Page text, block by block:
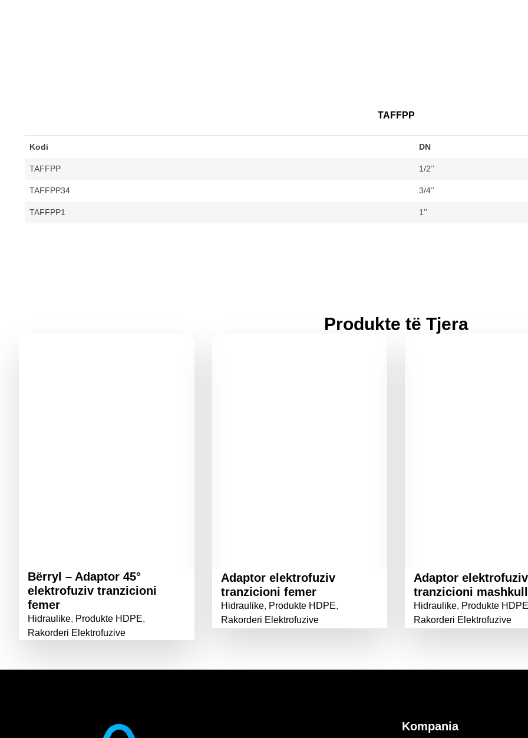
TAFFPP
Kodi DN
TAFFPP 1/2’’
TAFFPP34 3/4’’
TAFFPP1 1’’
Produkte të Tjera
Bërryl – Adaptor 45°
elektrofuziv tranzicioni
femer
Hidraulike, Produkte HDPE,
Rakorderi Elektrofuzive
Adaptor elektrofuziv
tranzicioni femer
Hidraulike, Produkte HDPE,
Rakorderi Elektrofuzive
Adaptor elektrofuziv
tranzicioni mashkull
Hidraulike, Produkte HDPE
Rakorderi Elektrofuzive
Kompania